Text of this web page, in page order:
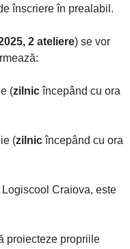
înscriere în prealabil.
2 ateliere) se vor
(zilnicîncepând cu ora
(zilnicîncepând cu ora
Craiova, este
proiecteze propriile